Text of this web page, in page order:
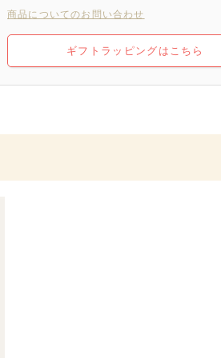
商品についてのお問い合わせ
ギフトラッピングはこちら